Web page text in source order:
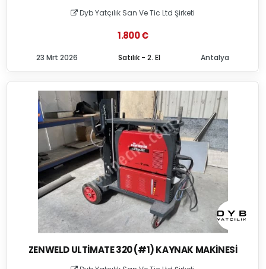
Dyb Yatçılık San Ve Tic Ltd Şirketi
1.800 €
Satılık - 2. El
23 Mrt 2026 Antalya
ZENWELD ULTIMATE 320 (#1) KAYNAK MAKINESI